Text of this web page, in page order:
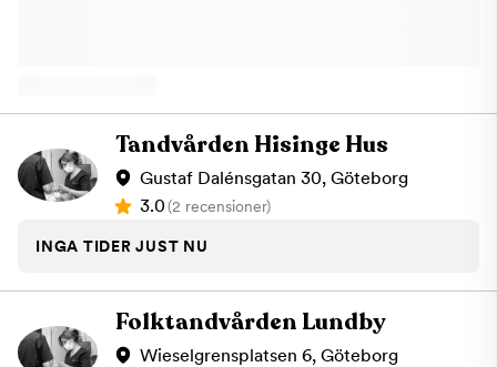
Tandvården Hisinge Hus
Gustaf Dalénsgatan 30, Göteborg
3.0(2 recensioner)
INGA TIDER JUST NU
Folktandvården Lundby
Wieselgrensplatsen 6, Göteborg